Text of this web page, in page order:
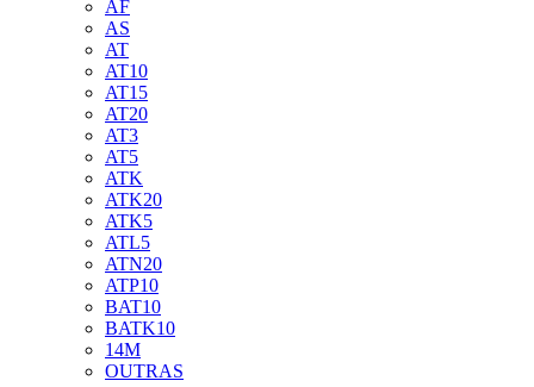
AF
AS
AT
AT10
AT15
AT20
AT3
AT5
ATK
ATK20
ATK5
ATL5
ATN20
ATP10
BAT10
BATK10
14M
OUTRAS